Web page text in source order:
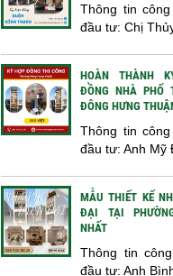
Thông tin
đầu tư: Chị
HOÀN THÀNH
ĐỒNG NHÀ PHỐ
ĐÔNG HƯNG
Thông tin
đầu tư: Anh Mỹ
MẪU THIẾT KẾ
ĐẠI TẠI
NHẤT
Thông tin
đầu tư: Anh